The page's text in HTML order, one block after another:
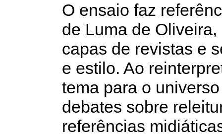
O ensaio faz
de Luma de
capas de revistas e
e estilo. Ao
tema para o
debates sobre
referências